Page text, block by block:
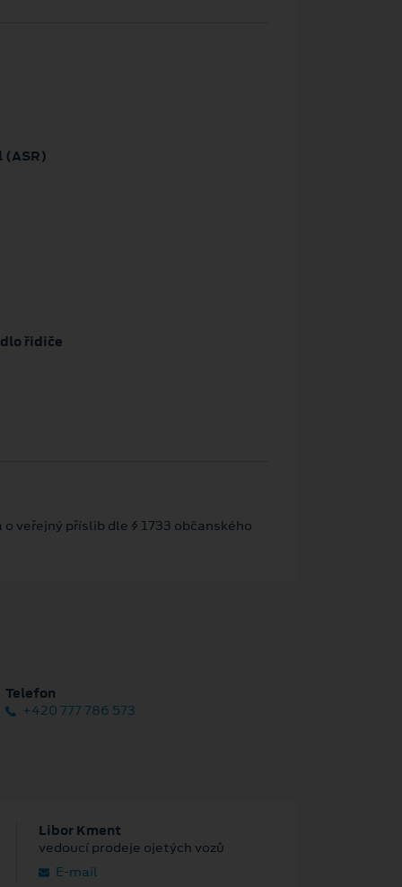
(ASR)
řidiče
veřejný příslib dle § 1733 občanského
Telefon
+420 777 786 573
Libor Kment
vedoucí prodeje ojetých vozů
E‑mail